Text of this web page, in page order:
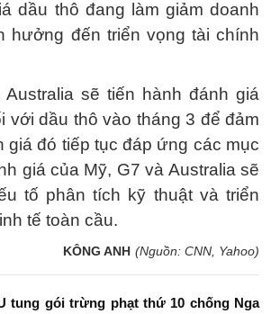
dầu thô đang làm giảm doanh
hưởng đến triển vọng tài chính
sẽ tiến hành đánh giá
với dầu thô vào tháng 3 để đảm
giá đó tiếp tục đáp ứng các mục
giá của Mỹ, G7 và Australia sẽ
tố phân tích kỹ thuật và triển
tế toàn cầu.
KÔNG ANH (Nguồn: CNN, Yahoo)
tung gói trừng phạt thứ 10 chống Nga